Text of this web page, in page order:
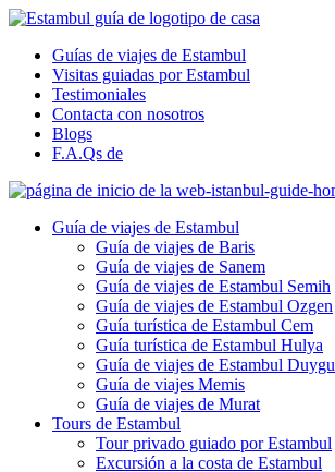
Guías de viajes de Estambul
Visitas guiadas por Estambul
Testimoniales
Contacta con nosotros
Blogs
F.A.Qs de
Guía de viajes de Estambul
Guía de viajes de Baris
Guía de viajes de Sanem
Guía de viajes de Estambul Semih
Guía de viajes de Estambul Ozgen
Guía turística de Estambul Cem
Guía turística de Estambul Hulya
Guía de viajes de Estambul Duygu
Guía de viajes Memis
Guía de viajes de Murat
Tours de Estambul
Tour privado guiado por Estambul
Excursión a la costa de Estambul